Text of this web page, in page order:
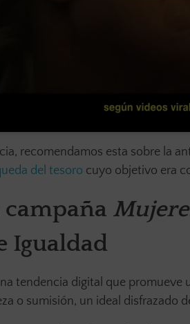
recomendamos esta sobre la
del tesoro cuyo objetivo era
campaña
Igualdad
tendencia digital que promueve
o sumisión, un ideal disfrazado